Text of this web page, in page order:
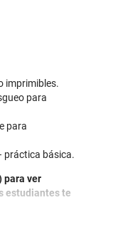
imprimibles.
para
para
práctica básica.
para ver
estudiantes te